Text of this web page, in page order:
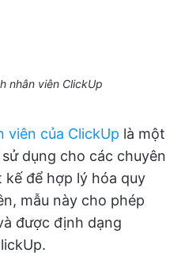
nhân viên ClickUp
viên của ClickUp là một
dụng cho các chuyên
để hợp lý hóa quy
mẫu này cho phép
được định dạng